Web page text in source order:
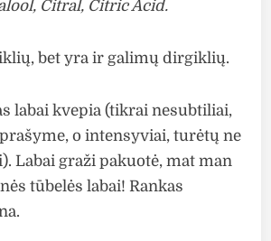
Citral, Citric Acid.
bet yra ir galimų dirgiklių.
labai kvepia (tikrai nesubtiliai,
o intensyviai, turėtų ne
Labai graži pakuotė, mat man
tūbelės labai! Rankas